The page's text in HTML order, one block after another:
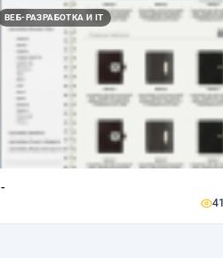
ВЕБ-РАЗРАБОТКА И IT
-
41